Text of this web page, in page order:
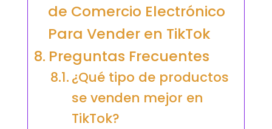
de Comercio Electrónico
Para Vender en TikTok
Preguntas Frecuentes
¿Qué tipo de productos
se venden mejor en
TikTok?